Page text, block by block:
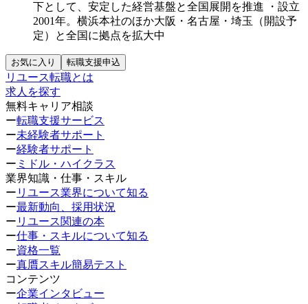
下として、安定した経営基盤と全国展開を推進
・設立
2001年。横浜本社のほか大阪・名古屋・埼玉（開設予
定）と全国に拠点を拡大中
お気に入り 転職支援申込
リユース転職とは
求人を探す
無料キャリア相談
ー転職支援サービス
ー未経験者サポート
ー経験者サポート
ー ミドル・ハイクラス
業界知識・仕事・スキル
ー リユース業界について知る
ー最新動向、採用状況
ー リユース関連の本
ー仕事・スキルについて知る
ー資格一覧
ー真贋スキル簡易テスト
コンテンツ
ー企業インタビュー